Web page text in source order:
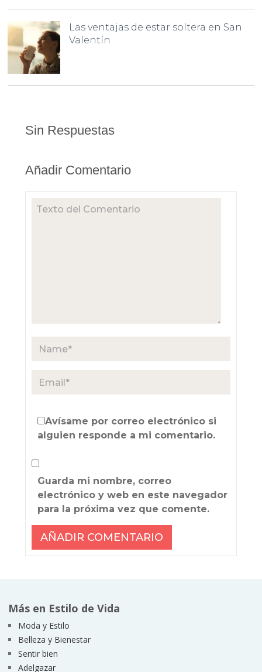
Las ventajas de estar soltera en San
Valentín
Sin Respuestas
Añadir Comentario
Avísame por correo electrónico si
alguien responde a mi comentario.
Guarda mi nombre, correo
electrónico y web en este navegador
para la próxima vez que comente.
Más en Estilo de Vida
Moda y Estilo
Belleza y Bienestar
Sentir bien
Adelgazar